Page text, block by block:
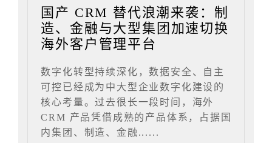
国产 CRM 替代浪潮来袭：制
造、金融与大型集团加速切换
海外客户管理平台
数字化转型持续深化，数据安全、自主
可控已经成为中大型企业数字化建设的
核心考量。过去很长一段时间，海外
CRM 产品凭借成熟的产品体系，占据国
内集团、制造、金融......